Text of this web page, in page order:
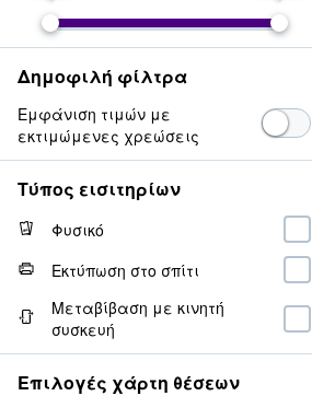
Δημοφιλή φίλτρα
Εμφάνιση τιμών με
εκτιμώμενες χρεώσεις
Τύπος εισιτηρίων
Φυσικό
Εκτύπωση στο σπίτι
Μεταβίβαση με κινητή
συσκευή
Επιλογές χάρτη θέσεων